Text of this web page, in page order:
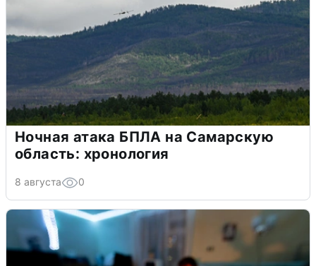
Ночная атака БПЛА на Самарскую
область: хронология
8 августа 0